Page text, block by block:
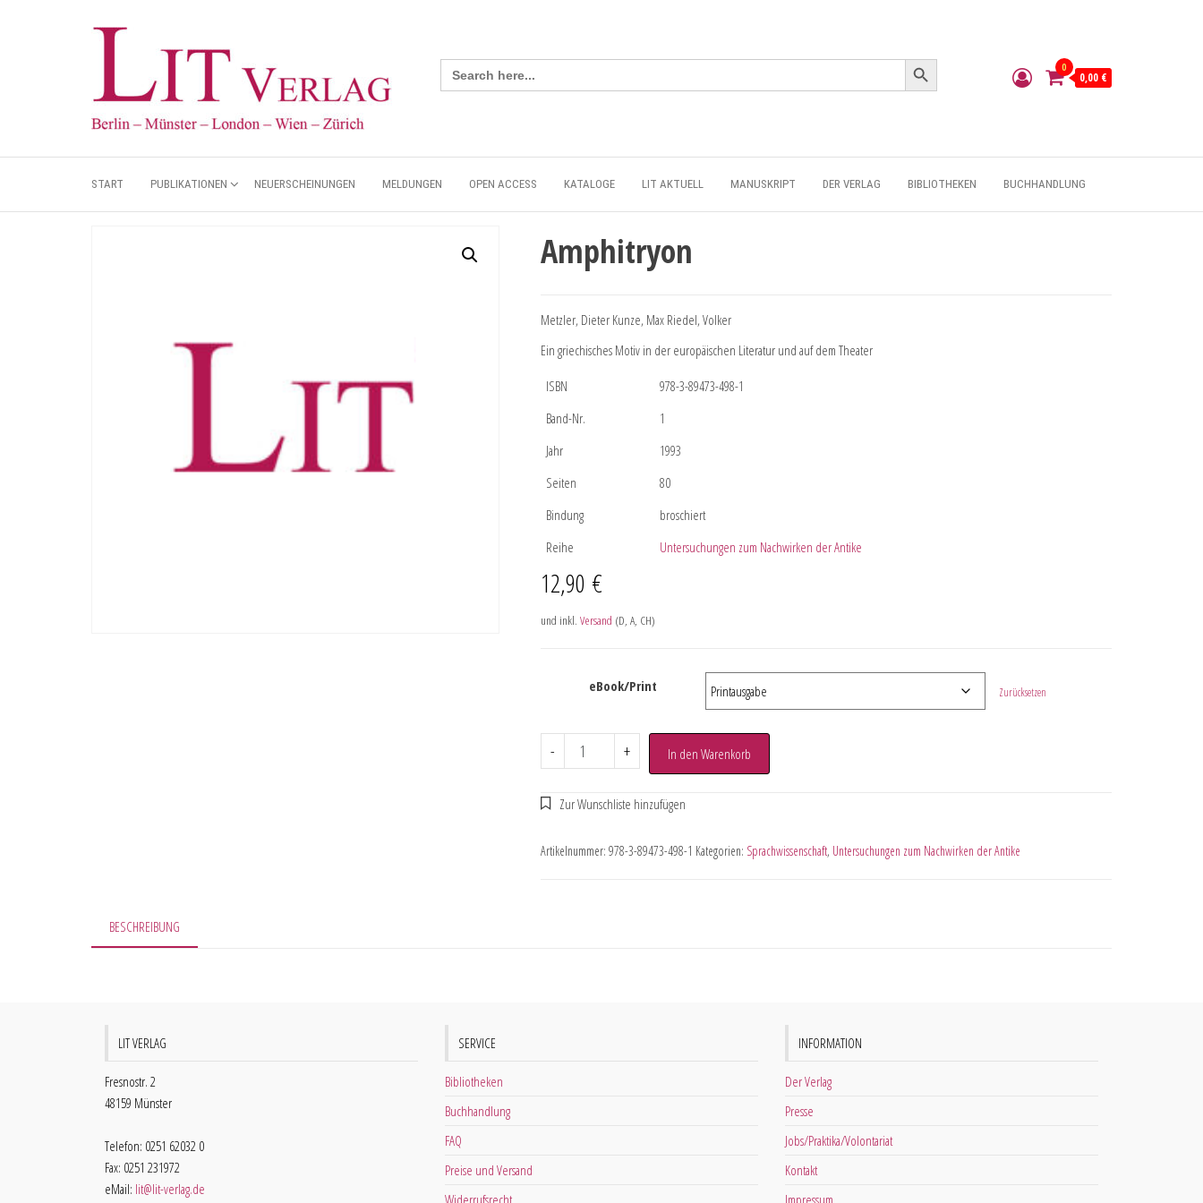
Search
for:
Search Button
0
0,00 €
START PUBLIKATIONEN NEUERSCHEINUNGEN MELDUNGEN OPEN ACCESS KATALOGE LIT AKTUELL MANUSKRIPT DER VERLAG BIBLIOTHEKEN BUCHHANDLUNG
Amphitryon
Metzler, Dieter Kunze, Max Riedel, Volker
Ein griechisches Motiv in der europäischen Literatur und auf dem Theater
ISBN
978-3-89473-498-1
Band-Nr.
1
Jahr
1993
Seiten
80
Bindung
broschiert
Reihe
Untersuchungen zum Nachwirken der Antike
12,90 €
und inkl. Versand (D, A, CH)
eBook/Print Zurücksetzen
- + In den Warenkorb
Artikelnummer: 978-3-89473-498-1 Kategorien: Sprachwissenschaft, Untersuchungen zum Nachwirken der Antike
BESCHREIBUNG
LIT VERLAG
Fresnostr. 2
48159 Münster
Telefon: 0251 62032 0
Fax: 0251 231972
eMail: lit@lit-verlag.de
SERVICE
Bibliotheken
Buchhandlung
FAQ
Preise und Versand
Widerrufsrecht
INFORMATION
Der Verlag
Presse
Jobs/Praktika/Volontariat
Kontakt
Impressum